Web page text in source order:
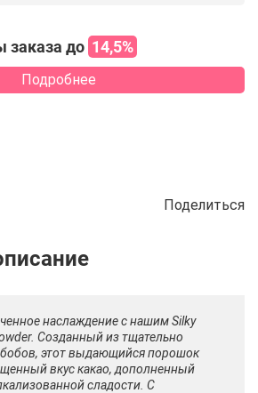
заказа до 14,5%
Подробнее
Поделиться
Рецепты
наслаждение с нашим Silky
Созданный из тщательно
этот выдающийся порошок
вкус какао, дополненный
сладости. С